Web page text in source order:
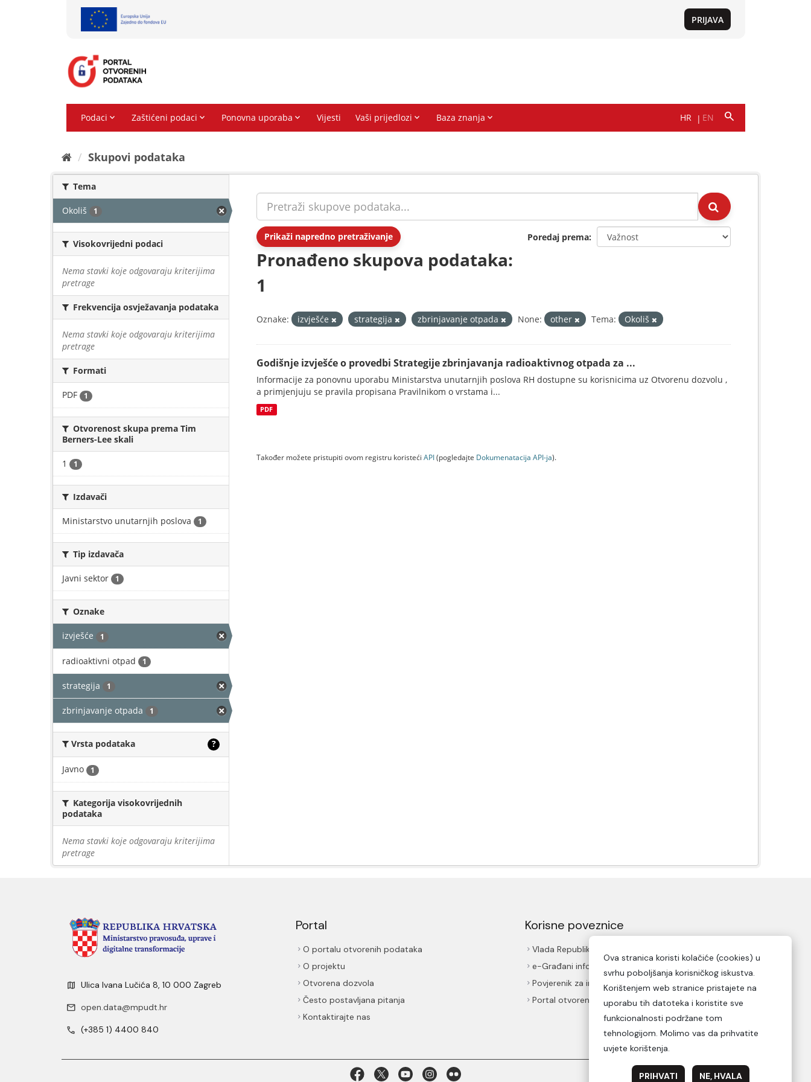
Skupovi podаtаkа
Tema
Okoliš 1
Visokovrijedni podaci
Nema stavki koje odgovaraju kriterijima
pretrage
Frekvencija osvježavanja podataka
Nema stavki koje odgovaraju kriterijima
pretrage
Formati
PDF 1
Otvorenost skupa prema Tim
Berners-Lee skali
1 1
Izdavači
Ministarstvo unutarnjih poslova 1
Tip izdavača
Javni sektor 1
Oznake
izvješće 1
radioaktivni otpad 1
strategija 1
zbrinjavanje otpada 1
Vrsta podataka ?
Javno 1
Kategorija visokovrijednih
podataka
Nema stavki koje odgovaraju kriterijima
pretrage
Prikaži napredno pretraživanje Poredaj prema
Pronađeno skupova podataka:
1
Oznake: izvješće strategija zbrinjavanje otpada None: other Tema: Okoliš
Godišnje izvješće o provedbi Strategije zbrinjavanja radioaktivnog otpada za ...
Informacije za ponovnu uporabu Ministarstva unutarnjih poslova RH dostupne su korisnicima uz Otvorenu dozvolu ,
a primjenjuju se pravila propisana Pravilnikom o vrstama i...
PDF
Također možete pristupiti ovom registru koristeći API(pogledajte Dokumenаtаcijа API-jа).